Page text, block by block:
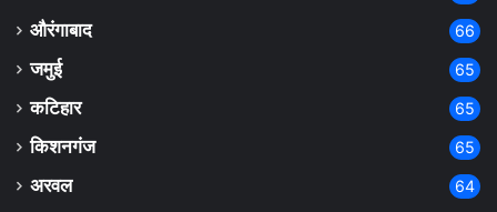
औरंगाबाद 66
जमुई 65
कटिहार 65
किशनगंज 65
अरवल 64